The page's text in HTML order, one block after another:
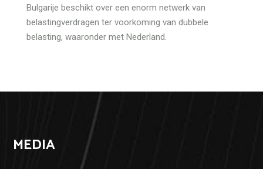
Bulgarije beschikt over een enorm netwerk van
belastingverdragen ter voorkoming van dubbele
belasting, waaronder met Nederland.
MEDIA